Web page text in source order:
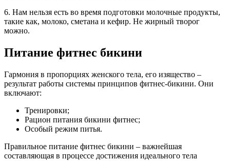
6. Нам нельзя есть во время подготовки молочные продукты,
такие как, молоко, сметана и кефир. Не жирный творог
можно.
Питание фитнес бикини
Гармония в пропорциях женского тела, его изящество –
результат работы системы принципов фитнес-бикини. Они
включают:
Тренировки;
Рацион питания бикини фитнес;
Особый режим питья.
Правильное питание фитнес бикини – важнейшая
составляющая в процессе достижения идеального тела